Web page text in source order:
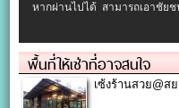
หากผ่านไปได้ สามารถเอาชัยช
พื้นที่ให้เช่าที่อาจสนใจ
เซ้งร้านสวย@ส